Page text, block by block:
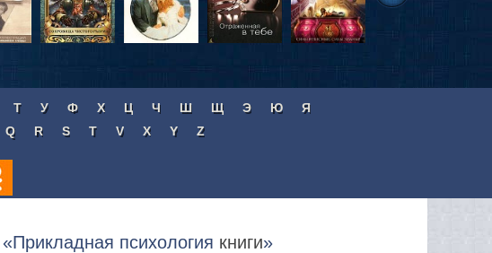
Т У Ф Х Ц Ч Ш Щ Э Ю
Я
Q R S T V X Y Z
психология книги»